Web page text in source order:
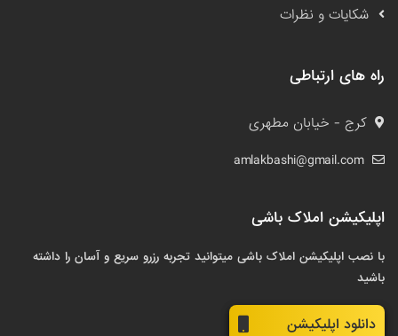
شکایات و نظرات
راه های ارتباطی
کرج - خیابان مطهری
amlakbashi@gmail.com
اپلیکیشن املاک باشی
با نصب اپلیکیشن املاک باشی میتوانید تجربه رزرو سریع و آسان را داشته
باشید
دانلود اپلیکیشن